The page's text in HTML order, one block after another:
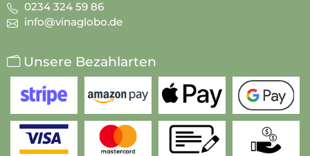
0234 324 59 86
info@vinaglobo.de
Unsere Bezahlarten